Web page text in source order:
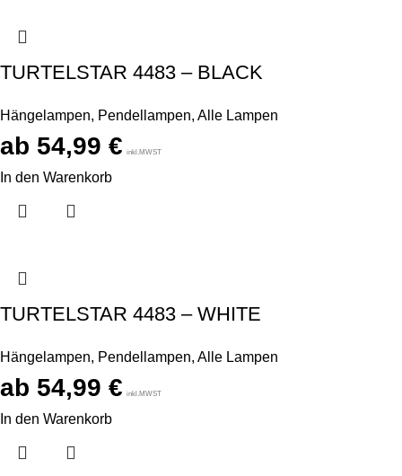
TURTELSTAR 4483 – BLACK
Hängelampen, Pendellampen, Alle Lampen
54,99 € inkl.MWST
In den Warenkorb
TURTELSTAR 4483 – WHITE
Hängelampen, Pendellampen, Alle Lampen
54,99 € inkl.MWST
In den Warenkorb